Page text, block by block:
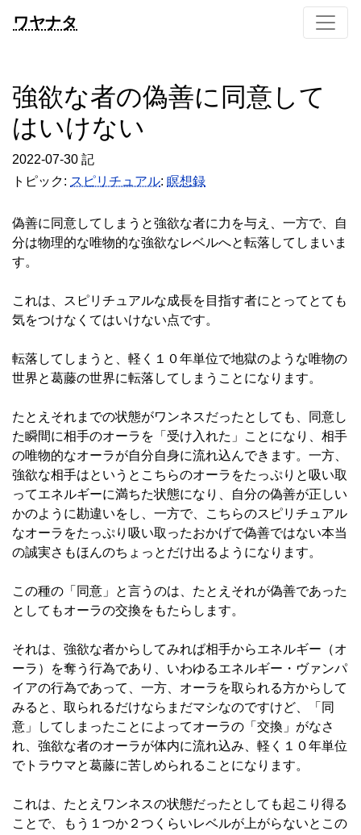
ワヤナタ
強欲な者の偽善に同意して
はいけない
2022-07-30 記
トピック: スピリチュアル: 瞑想録
偽善に同意してしまうと強欲な者に力を与え、一方で、自
分は物理的な唯物的な強欲なレベルへと転落してしまいま
す。
これは、スピリチュアルな成長を目指す者にとってとても
気をつけなくてはいけない点です。
転落してしまうと、軽く１０年単位で地獄のような唯物の
世界と葛藤の世界に転落してしまうことになります。
たとえそれまでの状態がワンネスだったとしても、同意し
た瞬間に相手のオーラを「受け入れた」ことになり、相手
の唯物的なオーラが自分自身に流れ込んできます。一方、
強欲な相手はというとこちらのオーラをたっぷりと吸い取
ってエネルギーに満ちた状態になり、自分の偽善が正しい
かのように勘違いをし、一方で、こちらのスピリチュアル
なオーラをたっぷり吸い取ったおかげで偽善ではない本当
の誠実さもほんのちょっとだけ出るようになります。
この種の「同意」と言うのは、たとえそれが偽善であった
としてもオーラの交換をもたらします。
それは、強欲な者からしてみれば相手からエネルギー（オ
ーラ）を奪う行為であり、いわゆるエネルギー・ヴァンパ
イアの行為であって、一方、オーラを取られる方からして
みると、取られるだけならまだマシなのですけど、「同
意」してしまったことによってオーラの「交換」がなさ
れ、強欲な者のオーラが体内に流れ込み、軽く１０年単位
でトラウマと葛藤に苦しめられることになります。
これは、たとえワンネスの状態だったとしても起こり得る
ことで、もう１つか２つくらいレベルが上がらないとこの